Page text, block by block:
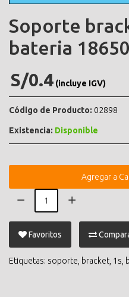
Soporte
bateria 18650
S/0.4 (incluye IGV)
Código de Producto: 02898
Existencia: Disponible
Agregar a
Favoritos
Etiquetas: soporte bracket 1s